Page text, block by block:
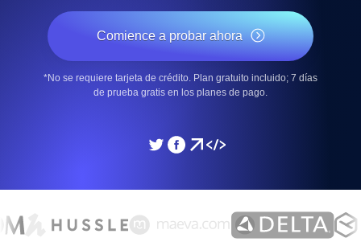
Comience a probar ahora
*No se requiere tarjeta de crédito. Plan gratuito incluido; 7 días
de prueba gratis en los planes de pago.